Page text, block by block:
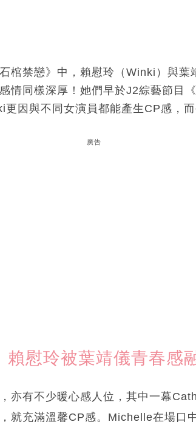
棺禁戀》中，賴慰玲（Winki）與葉
情同樣深厚！她們早於J2綜藝節目
因與不同女演員都能產生CP感，
廣告
賴慰玲被葉靖儀青春感
亦有不少暖心感人位，其中一幕
就充滿溫馨CP感。Michelle在場口